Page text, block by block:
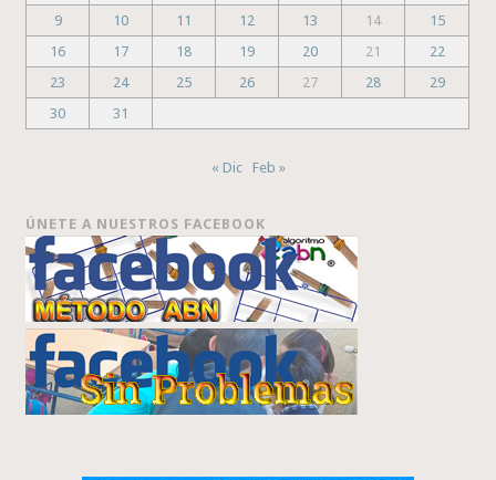
9
10 11 12 13 14
15
16
17 18 19 20 21
22
23
24 25 26 27 28
29
30
31
« Dic Feb »
ÚNETE A NUESTROS FACEBOOK